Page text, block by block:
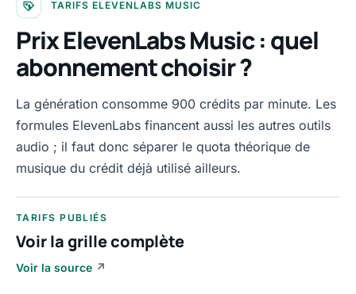
TARIFS ELEVENLABS MUSIC
Prix ElevenLabs Music : quel
abonnement choisir ?
La génération consomme 900 crédits par minute. Les
formules ElevenLabs financent aussi les autres outils
audio ; il faut donc séparer le quota théorique de
musique du crédit déjà utilisé ailleurs.
TARIFS PUBLIÉS
Voir la grille complète
Voir la source ↗